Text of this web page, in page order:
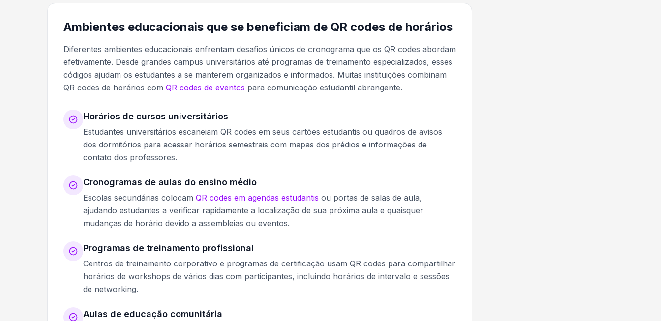
Ambientes educacionais que se beneficiam de QR codes de horários
Diferentes ambientes educacionais enfrentam desafios únicos de cronograma que os QR codes abordam
efetivamente. Desde grandes campus universitários até programas de treinamento especializados, esses
códigos ajudam os estudantes a se manterem organizados e informados. Muitas instituições combinam
QR codes de horários com QR codes de eventos para comunicação estudantil abrangente.
Horários de cursos universitários
Estudantes universitários escaneiam QR codes em seus cartões estudantis ou quadros de avisos
dos dormitórios para acessar horários semestrais com mapas dos prédios e informações de
contato dos professores.
Cronogramas de aulas do ensino médio
Escolas secundárias colocam QR codes em agendas estudantis ou portas de salas de aula,
ajudando estudantes a verificar rapidamente a localização de sua próxima aula e quaisquer
mudanças de horário devido a assembleias ou eventos.
Programas de treinamento profissional
Centros de treinamento corporativo e programas de certificação usam QR codes para compartilhar
horários de workshops de vários dias com participantes, incluindo horários de intervalo e sessões
de networking.
Aulas de educação comunitária